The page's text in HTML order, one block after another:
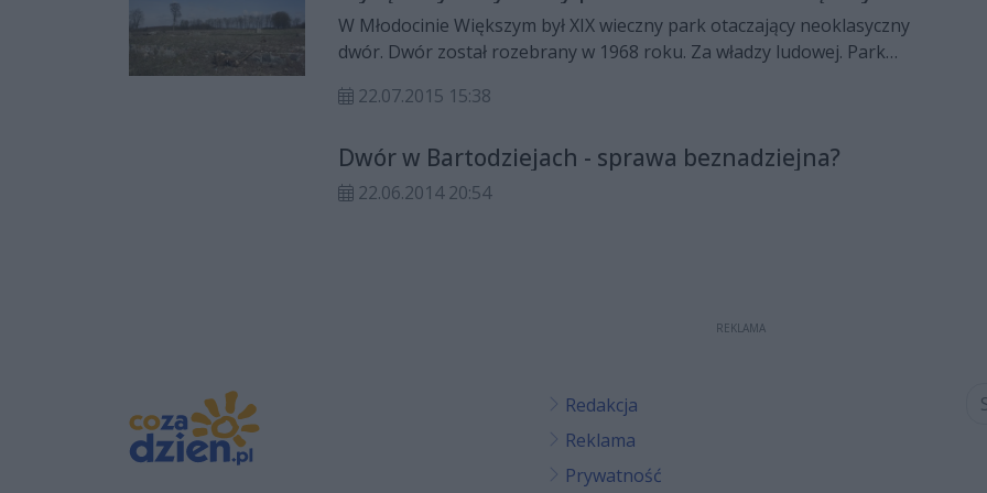
W Młodocinie Większym był XIX wieczny park otaczający neoklasyczny
dwór. Dwór został rozebrany w 1968 roku. Za władzy ludowej. Park
22.07.2015 15:38
Dwór w Bartodziejach - sprawa beznadziejna?
22.06.2014 20:54
REKLAMA
Redakcja
Reklama
Prywatność